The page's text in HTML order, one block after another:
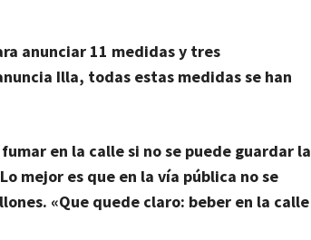
anunciar 11 medidas y tres
Illa, todas estas medidas se han
en la calle si no se puede guardar la
mejor es que en la vía pública no se
«Que quede claro: beber en la calle